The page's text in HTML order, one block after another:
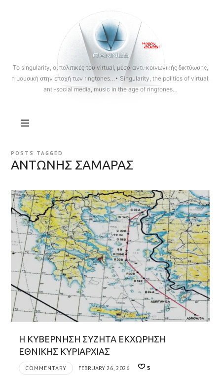
OANNES
To singularity, οι πολιτικές του virtual, μέσα αντι-κοινωνικής δικτύωσης,
η μουσική στην εποχή των ringtones…• Singularity, the politics of virtual,
anti-social media, music in the age of ringtones…
POSTS TAGGED
ΑΝΤΩΝΗΣ ΣΑΜΑΡΑΣ
Η ΚΥΒΕΡΝΗΣΗ ΣΥΖΗΤΑ ΕΚΧΩΡΗΣΗ
ΕΘΝΙΚΗΣ ΚΥΡΙΑΡΧΙΑΣ
COMMENTARY FEBRUARY 26, 2026 5